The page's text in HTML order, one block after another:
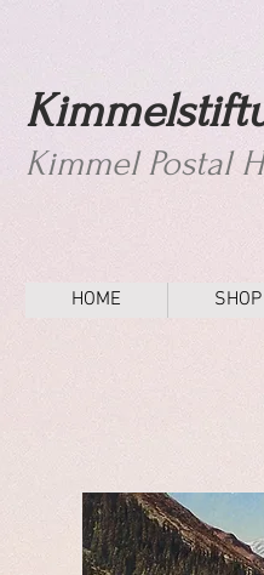
Kimmel Postal
HOME SHOP